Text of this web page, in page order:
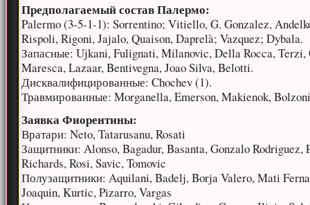
Предполагаемый состав Палермо:
Palermo (3-5-1-1): Sorrentino; Vitiello, G. Gonzalez,
Rispoli, Rigoni, Jajalo, Quaison, Daprelà; Vazquez; Dybala.
Запасные: Ujkani, Fulignati, Milanovic, Della Rocca,
Maresca, Lazaar, Bentivegna, Joao Silva, Belotti.
Дисквалифицированные: Chochev (1).
Травмированные: Morganella, Emerson, Makienok,
Заявка Фиорентины:
Вратари: Neto, Tatarusanu, Rosati
Защитники: Alonso, Bagadur, Basanta, Gonzalo Rodriguez,
Richards, Rosi, Savic, Tomovic
Полузащитники: Aquilani, Badelj, Borja Valero, Mati
Joaquin, Kurtic, Pizarro, Vargas